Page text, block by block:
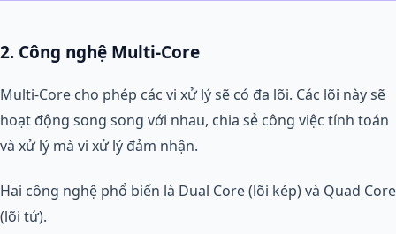
2. Công nghệ Multi-Core
Multi-Core cho phép các vi xử lý sẽ có đa lõi. Các lõi này sẽ
hoạt động song song với nhau, chia sẻ công việc tính toán
và xử lý mà vi xử lý đảm nhận.
Hai công nghệ phổ biến là Dual Core (lõi kép) và Quad Core
(lõi tứ).